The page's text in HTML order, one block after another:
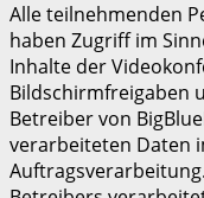
Alle teilnehmenden
haben Zugriff im
Inhalte der
Bildschirmfreigaben
Betreiber von
verarbeiteten Daten